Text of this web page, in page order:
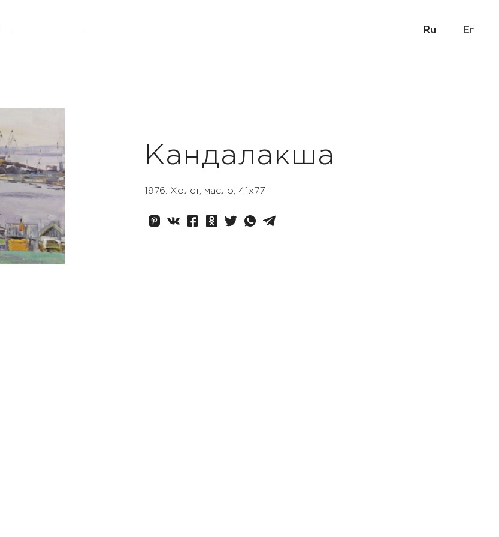
Ru En
Кандалакша
1976. Холст, масло, 41x77